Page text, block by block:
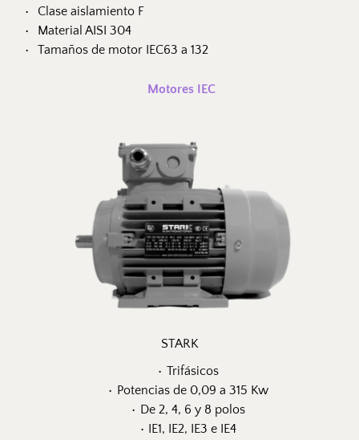
Clase aislamiento F
Material AISI 304
Tamaños de motor IEC63 a 132
Motores IEC
STARK
Trifásicos
Potencias de 0,09 a 315 Kw
De 2, 4, 6 y 8 polos
IE1, IE2, IE3 e IE4